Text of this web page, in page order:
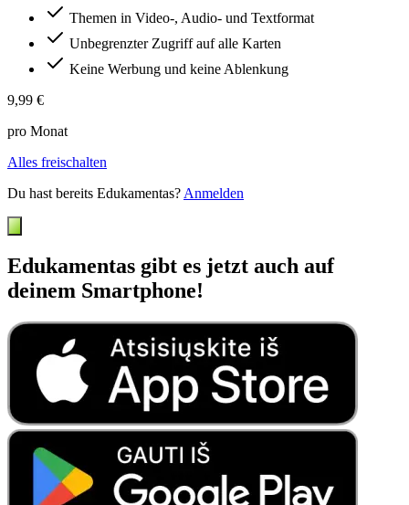
Themen in Video-, Audio- und Textformat
Unbegrenzter Zugriff auf alle Karten
Keine Werbung und keine Ablenkung
9,99 €
pro Monat
Alles freischalten
Du hast bereits Edukamentas? Anmelden
Edukamentas gibt es jetzt auch auf
deinem Smartphone!